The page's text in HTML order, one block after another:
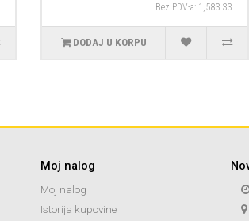
Bez PDV-a: 1,583.33
DODAJ U KORPU
Moj nalog
Moj nalog
Istorija kupovine